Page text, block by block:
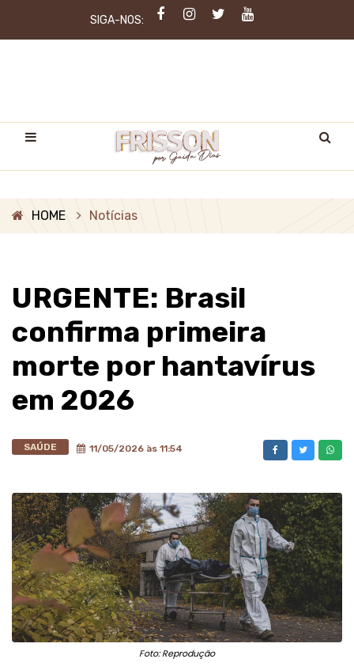
SIGA-NOS:
HOME Notícias
URGENTE: Brasil
confirma primeira
morte por hantavírus
em 2026
SAÚDE 11/05/2026 às 11:54
Foto: Reprodução